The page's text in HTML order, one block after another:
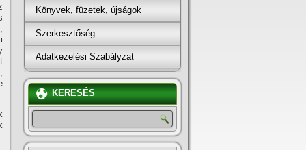
Könyvek, füzetek, újságok
Szerkesztőség
Adatkezelési Szabályzat
KERESÉS